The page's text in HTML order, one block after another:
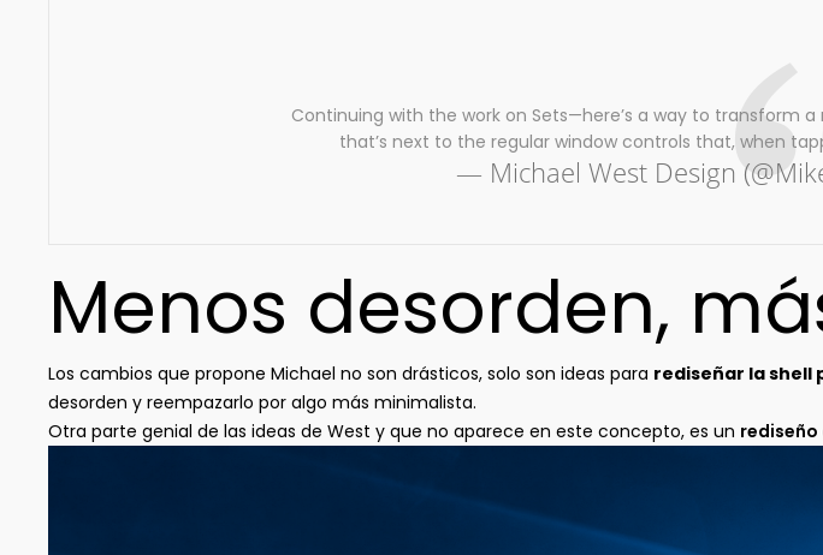
Continuing with the work on Sets—here’s a way to transform
that’s next to the regular window controls that, when
— Michael West Design
Menos desorden,
Los cambios que propone Michael no son drásticos, solo son ideas para rediseñar la shell
desorden y reempazarlo por algo más minimalista.
Otra parte genial de las ideas de West y que no aparece en este concepto, es un